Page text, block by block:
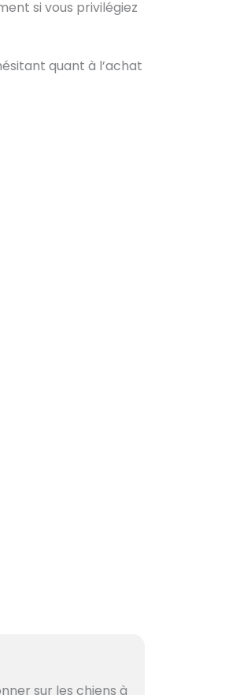
si vous privilégiez
quant à l’achat
sur les chiens à